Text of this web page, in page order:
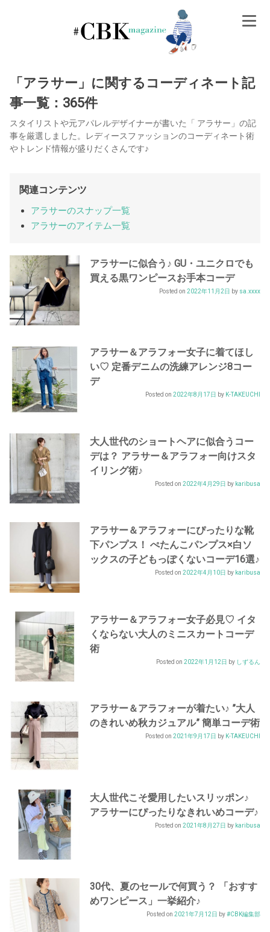
「アラサー」に関するコーディネート記
事一覧：365件
スタイリストや元アパレルデザイナーが書いた「 アラサー」の記
事を厳選しました。レディースファッションのコーディネート術
やトレンド情報が盛りだくさんです♪
関連コンテンツ
アラサーのスナップ一覧
アラサーのアイテム一覧
アラサーに似合う♪ GU・ユニクロでも
買える黒ワンピースお手本コーデ
Posted on 2022年11月2日 by sa.xxxx
アラサー＆アラフォー女子に着てほし
い♡ 定番デニムの洗練アレンジ8コー
デ
Posted on 2022年8月17日 by K-TAKEUCHI
大人世代のショートヘアに似合うコー
デは？ アラサー＆アラフォー向けスタ
イリング術♪
Posted on 2022年4月29日 by karibusa
アラサー＆アラフォーにぴったりな靴
下パンプス！ ぺたんこパンプス×白ソ
ックスの子どもっぽくないコーデ16選♪
Posted on 2022年4月10日 by karibusa
アラサー＆アラフォー女子必見♡ イタ
くならない大人のミニスカートコーデ
術
Posted on 2022年1月12日 by しずるん
アラサー＆アラフォーが着たい♪ ”大人
のきれいめ秋カジュアル” 簡単コーデ術
Posted on 2021年9月17日 by K-TAKEUCHI
大人世代こそ愛用したいスリッポン♪
アラサーにぴったりなきれいめコーデ♪
Posted on 2021年8月27日 by karibusa
30代、夏のセールで何買う？ 「おすす
めワンピース」一挙紹介♪
Posted on 2021年7月12日 by#CBK編集部